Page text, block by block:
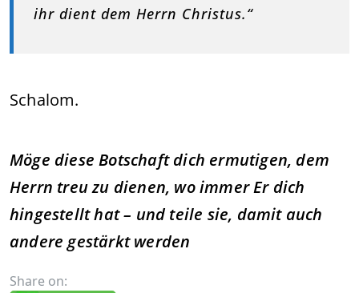
ihr dient dem Herrn Christus.“
Schalom.
Möge diese Botschaft dich ermutigen, dem
Herrn treu zu dienen, wo immer Er dich
hingestellt hat – und teile sie, damit auch
andere gestärkt werden
Share on: